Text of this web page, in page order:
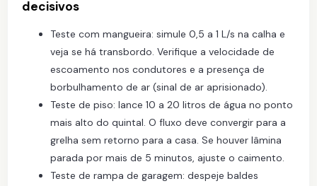
decisivos
Teste com mangueira: simule 0,5 a 1 L/s na calha e
veja se há transbordo. Verifique a velocidade de
escoamento nos condutores e a presença de
borbulhamento de ar (sinal de ar aprisionado).
Teste de piso: lance 10 a 20 litros de água no ponto
mais alto do quintal. O fluxo deve convergir para a
grelha sem retorno para a casa. Se houver lâmina
parada por mais de 5 minutos, ajuste o caimento.
Teste de rampa de garagem: despeje baldes